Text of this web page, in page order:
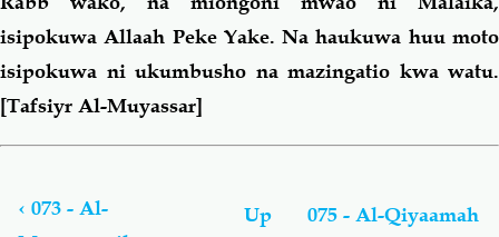
isipokuwa Allaah Peke Yake.Na haukuwa huu moto
isipokuwa ni ukumbusho na mazingatio kwa watu.
[Tafsiyr Al-Muyassar]
links
for
‹ 073 - Al-
Up 075 - Al-Qiyaamah